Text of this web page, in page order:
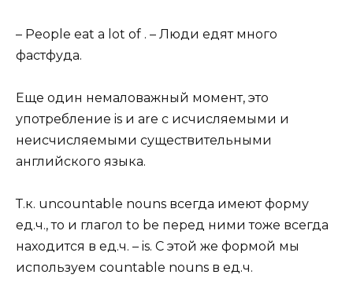
– People eat a lot of . – Люди едят много
фастфуда.
Еще один немаловажный момент, это
употребление is и are с исчисляемыми и
неисчисляемыми существительными
английского языка.
Т.к. uncountable nouns всегда имеют форму
ед.ч., то и глагол to be перед ними тоже всегда
находится в ед.ч. – is. С этой же формой мы
используем countable nouns в ед.ч.